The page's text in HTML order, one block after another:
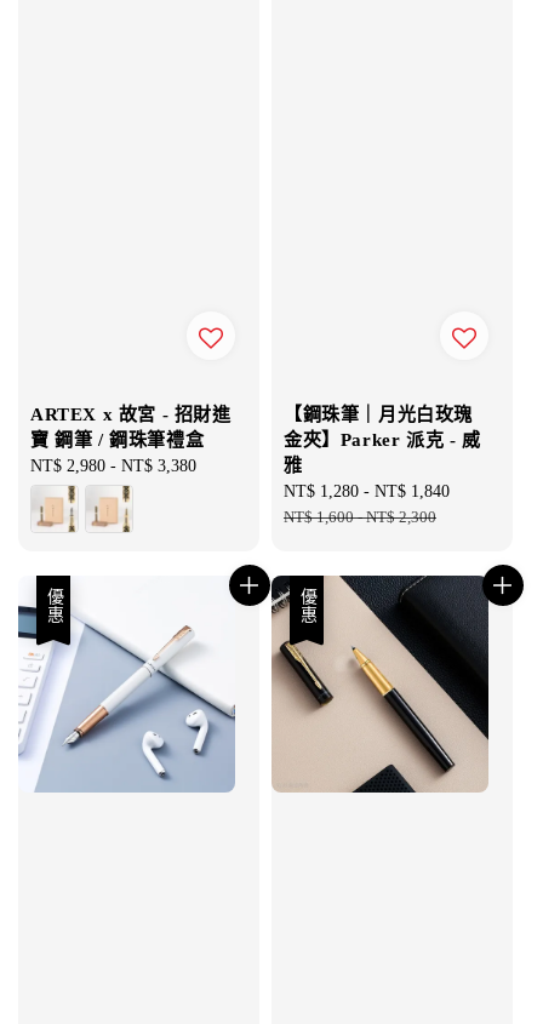
ARTEX x 故宮 - 招財進
寶 鋼筆 / 鋼珠筆禮盒
Regular
price
NT$ 2,980 - NT$ 3,380
【鋼珠筆｜月光白玫瑰
金夾】Parker 派克 - 威
雅
Sale
price
NT$ 1,280 - NT$ 1,840
NT$ 1,600-NT$ 2,300
優惠 優惠